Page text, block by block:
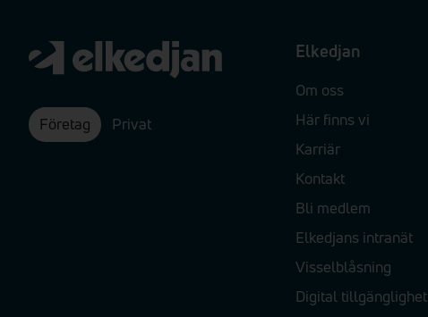
Företag Privat
Elkedjan
Om oss
Här finns vi
Karriär
Kontakt
Bli medlem
Elkedjans intranät
Visselblåsning
Digital tillgänglighet